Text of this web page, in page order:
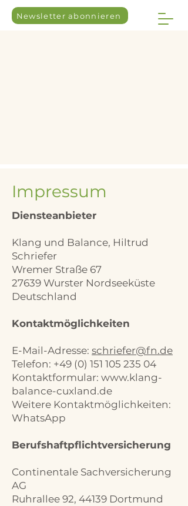
Newsletter abonnieren
Impressum
Diensteanbieter
Klang und Balance, Hiltrud
Schriefer
Wremer Straße 67
27639 Wurster Nordseeküste
Deutschland
Kontaktmöglichkeiten
E-Mail-Adresse: schriefer@fn.de
Telefon: +49 (0) 151 105 235 04
Kontaktformular: www.klang-
balance-cuxland.de
Weitere Kontaktmöglichkeiten:
WhatsApp
Berufshaftpflichtversicherung
Continentale Sachversicherung
AG
Ruhrallee 92, 44139 Dortmund